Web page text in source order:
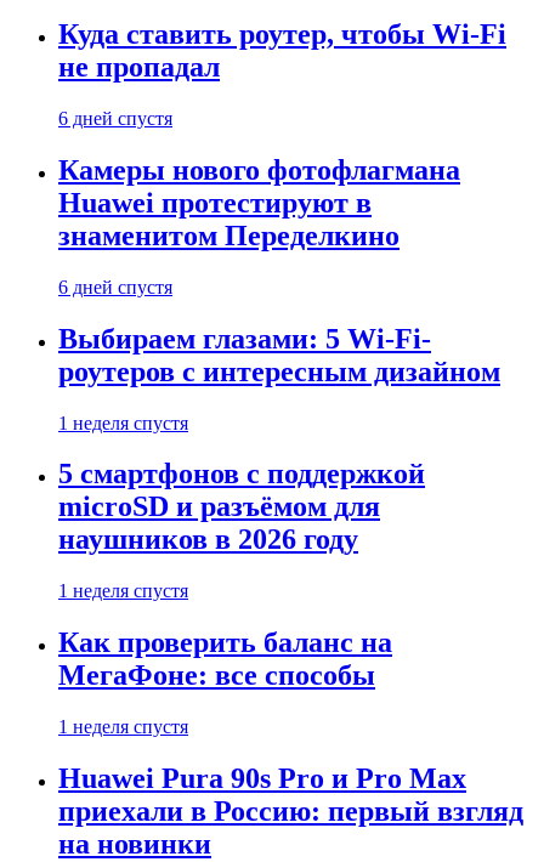
Куда ставить роутер, чтобы Wi-Fi
не пропадал
6 дней спустя
Камеры нового фотофлагмана
Huawei протестируют в
знаменитом Переделкино
6 дней спустя
Выбираем глазами: 5 Wi-Fi-
роутеров с интересным дизайном
1 неделя спустя
5 смартфонов с поддержкой
microSD и разъёмом для
наушников в 2026 году
1 неделя спустя
Как проверить баланс на
МегаФоне: все способы
1 неделя спустя
Huawei Pura 90s Pro и Pro Max
приехали в Россию: первый взгляд
на новинки